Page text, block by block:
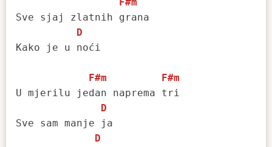
Sve sjaj zlatnih grana
D
Kako je u noći
F#m
F#m
U mjerilu jedan naprema tri
D
Sve sam manje ja
D